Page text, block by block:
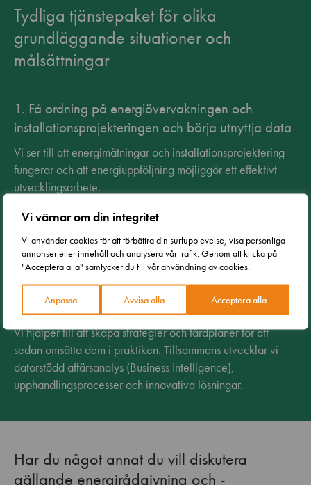
Vi värnar om din integritet
Vi använder cookies för att förbättra din surfupplevelse, visa personliga
annonser eller innehåll och analysera vår trafik. Genom att klicka på
"Acceptera alla" samtycker du till vår användning av cookies.
Anpassa Avvisa alla Acceptera alla
Tydliga tjänstepaket för olika
grundläggande situationer och
målsättningar
1. Få ordning på energiövervakningen och
installationsprojekteringen och börja utnyttja data
Vi ser till att energimätningar och installationsprojektering
fungerar och att energiuppföljning möjliggör ett effektivt
utvecklingsarbete.
2. Ta energieffektiviteten till nästa nivå
Vi lyfter analysen och utvecklingen av energieffektivitet till
en mer målinriktad och långsiktig nivå.
3. Långsiktig energiförvaltning
Vi hjälper till att skapa strategier och färdplaner för att
sedan omsätta dem i praktiken. Tillsammans utvecklar vi
datorstödd affärsanalys (Business Intelligence),
upphandlingsprocesser och innovativa lösningar.
Har du något annat du vill diskutera
gällande energirådgivning och -